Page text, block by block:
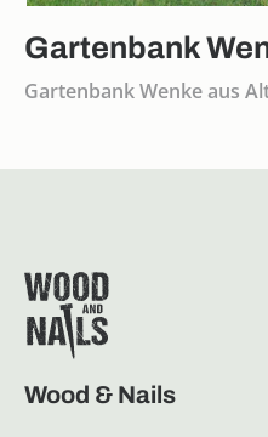
Gartenbank
Gartenbank Wenke aus
Wood & Nails